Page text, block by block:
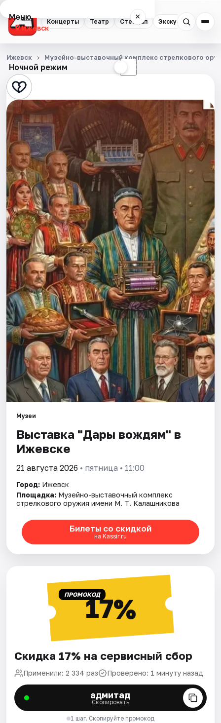
Концерты Театр Стендап Экскурсии
Меню ×
Ижевск
Концерты
Театр
Стендап
Экскурсии
Спорт
События
Города
Площадки
Артисты
Рейтинги
Ночной режим ☾
Ижевск Музейно-выставочный комплекс стрелкового
Музеи
Выставка "Дары вождям" в
Ижевске
21 августа 2026 • пятница • 11:00
Город: Ижевск
Площадка: Музейно-выставочный комплекс
стрелкового оружия имени М. Т. Калашникова
Билеты со скидкой
на Kassir.ru
ПРОМОКОД17%
Скидка 17% на сервисный сбор
Применили: 2 334 раз Проверено: 1 минуту назад
адмитад
Скопировать
1 шаг. Скопируйте промокод